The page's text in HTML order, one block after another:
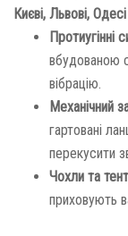
Києві, Львові, Одесі
Протиугінні
вбудованою
вібрацію.
Механічний
гартовані
перекусити
Чохли та
приховують